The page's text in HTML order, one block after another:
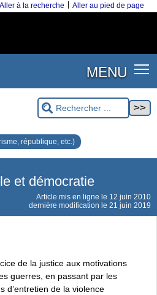
Aller à la recherche Aller au pied de page
MENU
république, etc.)
et démocratie
Article mis en ligne le 12 juin 2010
dernière modification le 21 juin 2019
de la justice aux motivations
guerres, en passant par les
d’entretien de la violence